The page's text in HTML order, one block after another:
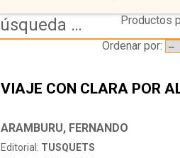
Resultado de la búsqueda de coleccion maxi
Productos
Ordenar por:
VIAJE CON CLARA POR
ARAMBURU, FERNANDO
Editorial: TUSQUETS